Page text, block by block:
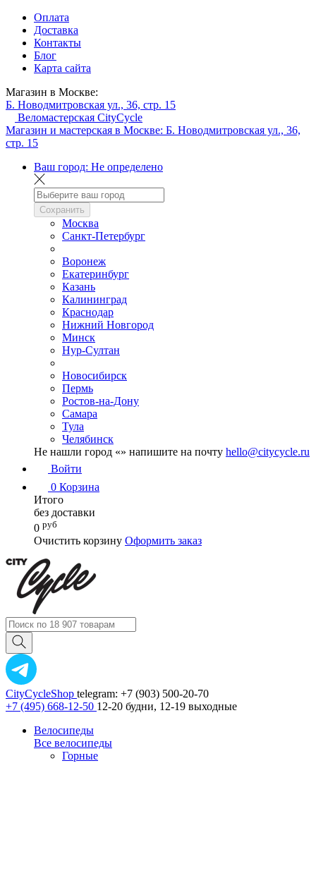
Оплата
Доставка
Контакты
Блог
Карта сайта
Магазин в Москве:
Б. Новодмитровская ул., 36, стр. 15
Веломастерская CityCycle
Магазин и мастерская в Москве: Б. Новодмитровская ул., 36,
стр. 15
Ваш город: Не определено
Сохранить
Москва
Санкт-Петербург
Воронеж
Екатеринбург
Казань
Калининград
Краснодар
Нижний Новгород
Минск
Нур-Султан
Новосибирск
Пермь
Ростов-на-Дону
Самара
Тула
Челябинск
Не нашли город «» напишите на почту hello@citycycle.ru
Войти
0 Корзина
Итого
без доставки
0 руб
Очистить корзину Оформить заказ
CityCycleShop telegram: +7 (903) 500-20-70
+7 (495) 668-12-50 12-20 будни, 12-19 выходные
Велосипеды
Все велосипеды
Горные